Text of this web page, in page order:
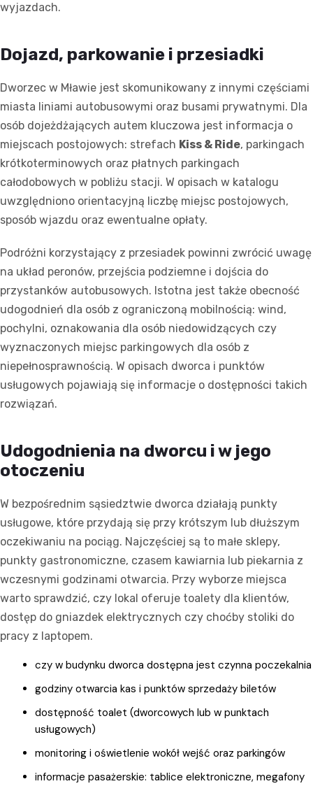
wyjazdach.
Dojazd, parkowanie i przesiadki
Dworzec w Mławie jest skomunikowany z innymi częściami
miasta liniami autobusowymi oraz busami prywatnymi. Dla
osób dojeżdżających autem kluczowa jest informacja o
miejscach postojowych: strefach Kiss & Ride, parkingach
krótkoterminowych oraz płatnych parkingach
całodobowych w pobliżu stacji. W opisach w katalogu
uwzględniono orientacyjną liczbę miejsc postojowych,
sposób wjazdu oraz ewentualne opłaty.
Podróżni korzystający z przesiadek powinni zwrócić uwagę
na układ peronów, przejścia podziemne i dojścia do
przystanków autobusowych. Istotna jest także obecność
udogodnień dla osób z ograniczoną mobilnością: wind,
pochylni, oznakowania dla osób niedowidzących czy
wyznaczonych miejsc parkingowych dla osób z
niepełnosprawnością. W opisach dworca i punktów
usługowych pojawiają się informacje o dostępności takich
rozwiązań.
Udogodnienia na dworcu i w jego
otoczeniu
W bezpośrednim sąsiedztwie dworca działają punkty
usługowe, które przydają się przy krótszym lub dłuższym
oczekiwaniu na pociąg. Najczęściej są to małe sklepy,
punkty gastronomiczne, czasem kawiarnia lub piekarnia z
wczesnymi godzinami otwarcia. Przy wyborze miejsca
warto sprawdzić, czy lokal oferuje toalety dla klientów,
dostęp do gniazdek elektrycznych czy choćby stoliki do
pracy z laptopem.
czy w budynku dworca dostępna jest czynna poczekalnia
godziny otwarcia kas i punktów sprzedaży biletów
dostępność toalet (dworcowych lub w punktach
usługowych)
monitoring i oświetlenie wokół wejść oraz parkingów
informacje pasażerskie: tablice elektroniczne, megafony